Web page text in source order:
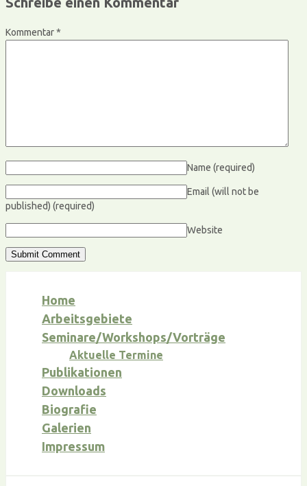
Kommentar*
Name (required)
Email (will not be
published) (required)
Website
Home
Arbeitsgebiete
Seminare/Workshops/Vorträge
Aktuelle Termine
Publikationen
Downloads
Biografie
Galerien
Impressum